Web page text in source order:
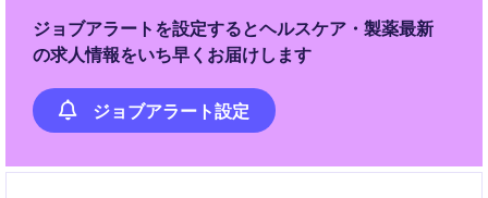
ジョブアラートを設定するとヘルスケア・製薬最新
の求人情報をいち早くお届けします
ジョブアラート設定